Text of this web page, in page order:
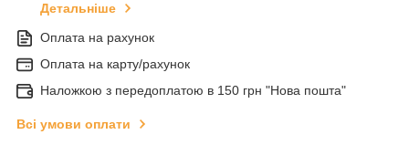
Детальніше
Оплата на рахунок
Оплата на карту/рахунок
Наложкою з передоплатою в 150 грн "Нова пошта"
Всі умови оплати